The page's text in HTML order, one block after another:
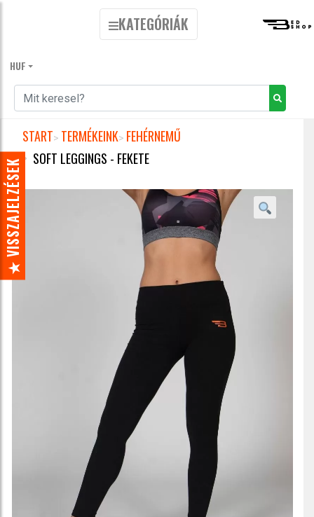
DECEMBER 31-IG -20% KEDVEZMÉNY LEGGINGS-EKRE.
KUPONKÓD: LEGGINGS20
ISTEN HOZTA, ACTIVEWEAR MAGYAR WEBSHOP!
HUF
KATEGÓRIÁK
START TERMÉKEINK FEHÉRNEMŰ
SOFT LEGGINGS - FEKETE
★ VISSZAJELZÉSEK